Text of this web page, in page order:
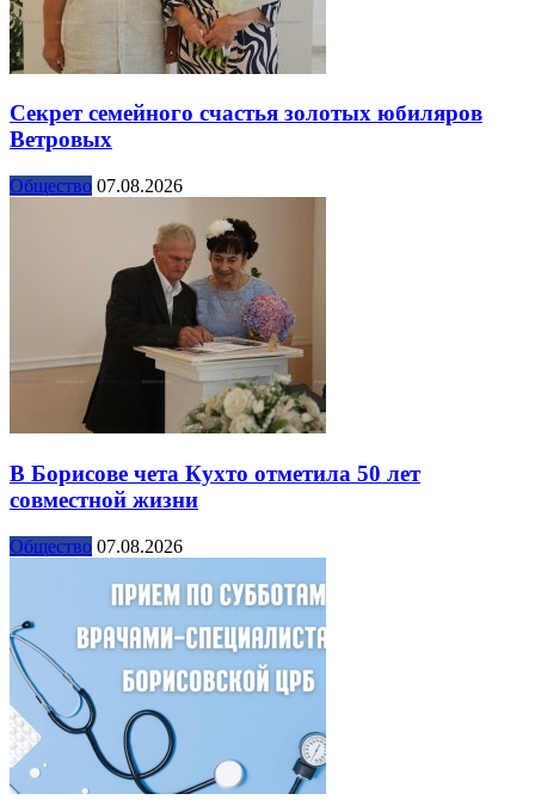
Секрет семейного счастья золотых юбиляров
Ветровых
Общество 07.08.2026
В Борисове чета Кухто отметила 50 лет
совместной жизни
Общество 07.08.2026